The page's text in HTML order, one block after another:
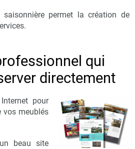
permet la création de
qui
directement
pour
vos meublés
beau site